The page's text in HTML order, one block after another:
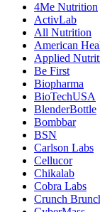
4Me Nutrition
ActivLab
All Nutrition
American
Applied
Be First
Biopharma
BioTechUSA
BlenderBottle
Bombbar
BSN
Carlson Labs
Cellucor
Chikalab
Cobra Labs
Crunch